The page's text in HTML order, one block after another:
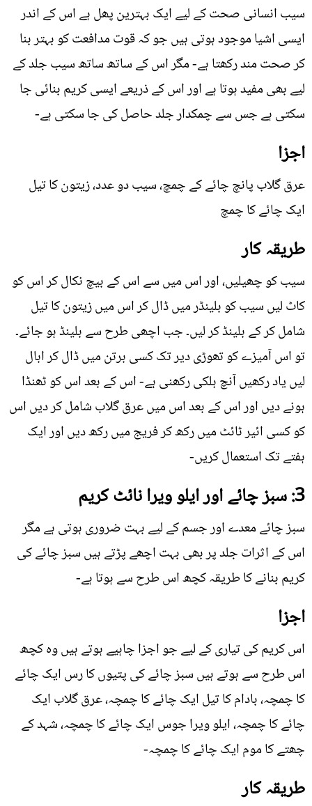
سیب انسانی صحت کے لیے ایک بہترین پھل ہے اس کے اندر
ایسی اشیا موجود ہوتی ہیں جو کہ قوت مدافعت کو بہتر بنا
کر صحت مند رکھتا ہے- مگر اس کے ساتھ ساتھ سیب جلد کے
لیے بھی مفید ہوتا ہے اور اس کے ذریعے ایسی کریم بنائی جا
سکتی ہے جس سے چمکدار جلد حاصل کی جا سکتی ہے-
اجزا
عرق گلاب پانچ چائے کے چمچ، سیب دو عدد، زيتون کا تیل
ایک چائے کا چمچ
طریقہ کار
سیب کو چھیلیں، اور اس میں سے اس کے بیچ نکال کر اس کو
کاٹ لیں سیب کو بلینڈر میں ڈال کر اس میں زيتون کا تیل
شامل کر کے بلینڈ کر لیں۔ جب اچھی طرح سے بلینڈ ہو جائے۔
تو اس آمیزے کو تھوڑی دیر تک کسی برتن میں ڈال کر ابال
لیں یاد رکھیں آنچ ہلکی رکھنی ہے- اس کے بعد اس کو ٹھنڈا
ہونے دیں اور اس کے بعد اس میں عرق گلاب شامل کر دیں اس
کو کسی ائیر ٹائٹ میں رکھ کر فریج میں رکھ دیں اور ایک
ہفتے تک استعمال کریں-
3: سبز چائے اور ایلو ویرا نائٹ کریم
سبز چائے معدے اور جسم کے لیے بہت ضروری ہوتی ہے مگر
اس کے اثرات جلد پر بھی بہت اچھے پڑتے ہیں سبز چائے کی
کریم بنانے کا طریقہ کچھ اس طرح سے ہوتا ہے-
اجزا
اس کریم کی تیاری کے لیے جو اجزا چاہیے ہوتے ہیں وہ کچھ
اس طرح سے ہوتے ہیں سبز چائے کی پتیوں کا رس ایک چائے
کا چمچہ، بادام کا تیل ایک چائے کا چمچہ، عرق گلاب ایک
چائے کا چمچہ، ایلو ویرا جوس ایک چائے کا چمچہ، شہد کے
چھتے کا موم ایک چائے کا چمچہ-
طریقہ کار